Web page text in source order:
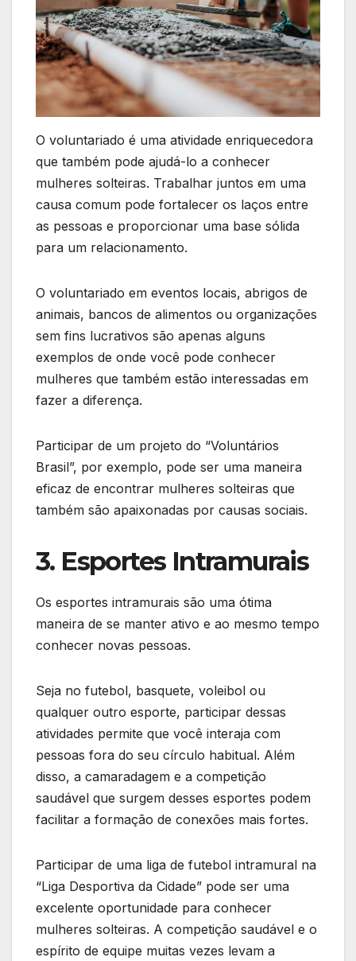
O voluntariado é uma atividade enriquecedora
que também pode ajudá-lo a conhecer
mulheres solteiras. Trabalhar juntos em uma
causa comum pode fortalecer os laços entre
as pessoas e proporcionar uma base sólida
para um relacionamento.
O voluntariado em eventos locais, abrigos de
animais, bancos de alimentos ou organizações
sem fins lucrativos são apenas alguns
exemplos de onde você pode conhecer
mulheres que também estão interessadas em
fazer a diferença.
Participar de um projeto do “Voluntários
Brasil”, por exemplo, pode ser uma maneira
eficaz de encontrar mulheres solteiras que
também são apaixonadas por causas sociais.
3. Esportes Intramurais
Os esportes intramurais são uma ótima
maneira de se manter ativo e ao mesmo tempo
conhecer novas pessoas.
Seja no futebol, basquete, voleibol ou
qualquer outro esporte, participar dessas
atividades permite que você interaja com
pessoas fora do seu círculo habitual. Além
disso, a camaradagem e a competição
saudável que surgem desses esportes podem
facilitar a formação de conexões mais fortes.
Participar de uma liga de futebol intramural na
“Liga Desportiva da Cidade” pode ser uma
excelente oportunidade para conhecer
mulheres solteiras. A competição saudável e o
espírito de equipe muitas vezes levam a